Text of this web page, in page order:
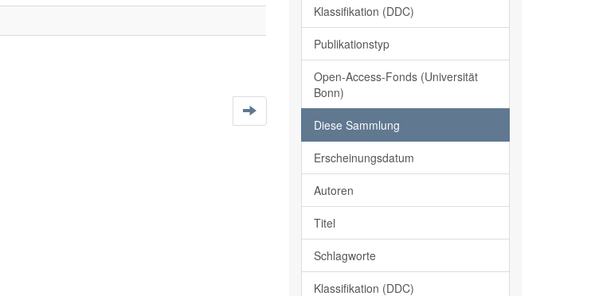
Klassifikation (DDC)
Publikationstyp
Open-Access-Fonds (Universität
Bonn)
Diese Sammlung
Erscheinungsdatum
Autoren
Titel
Schlagworte
Klassifikation (DDC)